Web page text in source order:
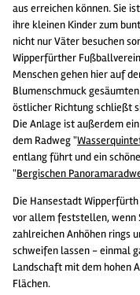
aus erreichen können. Sie
ihre kleinen Kinder zum
nicht nur Väter besuchen
Wipperfürther
Menschen gehen hier auf
Blumenschmuck
östlicher Richtung schließt
Die Anlage ist außerdem
dem Radweg "
entlang führt und ein
"Bergischen
Die Hansestadt
vor allem feststellen, wenn
zahlreichen Anhöhen rings
schweifen lassen - einmal
Landschaft mit dem
Flächen.